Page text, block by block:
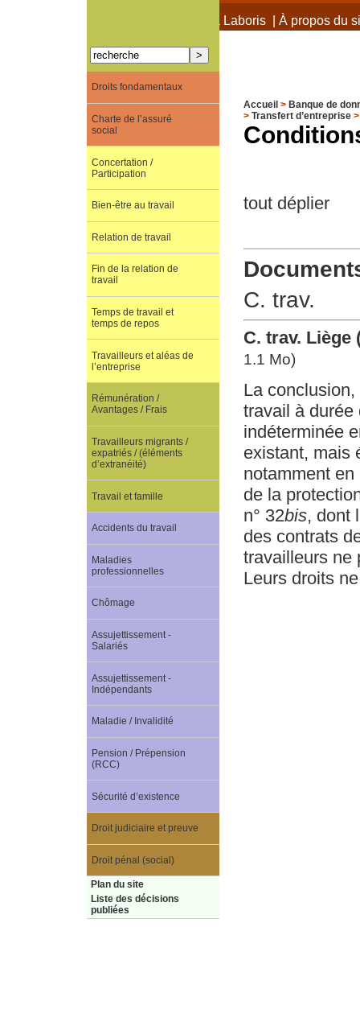
À propos de Terra Laboris| À propos du
Accueil > Banque de
> Transfert d’entreprise
tout déplier
C. trav.
C. trav. Liège
1.1 Mo)
La conclusion,
travail à durée
indéterminée
existant, mais
notamment
de la
n° 32bis, dont
des contrats
travailleurs ne
Leurs droits
Droits fondamentaux
Charte de l’assuré
social
Concertation /
Participation
Bien-être au travail
Relation de travail
Fin de la relation de
travail
Temps de travail et
temps de repos
Travailleurs et aléas de
l’entreprise
Rémunération /
Avantages / Frais
Travailleurs migrants /
expatriés / (éléments
d’extranéité)
Travail et famille
Accidents du travail
Maladies
professionnelles
Chômage
Assujettissement -
Salariés
Assujettissement -
Indépendants
Maladie / Invalidité
Pension / Prépension
(RCC)
Sécurité d’existence
Droit judiciaire et preuve
Droit pénal (social)
Plan du site
Liste des décisions
publiées